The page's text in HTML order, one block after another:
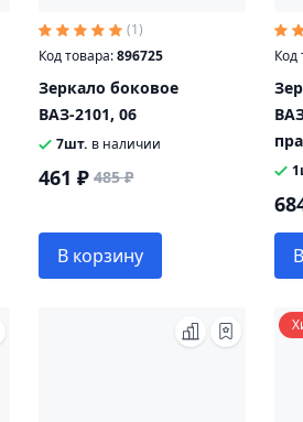
(1)
Код товара:896725
Зеркало боковое
ВАЗ-2101, 06
7шт. в наличии
461 ₽ 485 ₽
В корзину
Код